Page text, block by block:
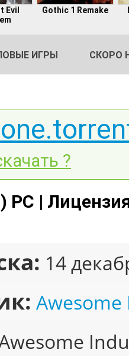
Evil
Gothic 1 Remake
ИГРЫ СКОРО
?
PC |
14